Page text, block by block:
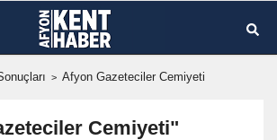
Afyon Gazeteciler Cemiyeti
Cemiyeti"